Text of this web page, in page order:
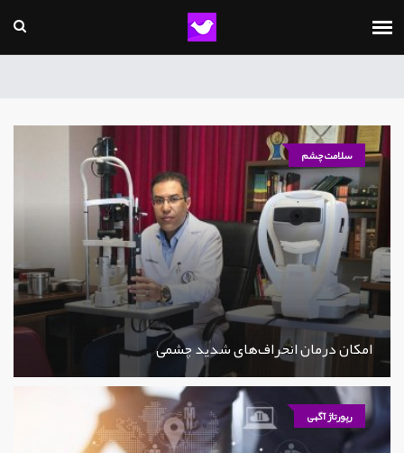
سلامت چشم
امکان درمان انحراف‌های شدید چشمی
رپورتاژ آگهی